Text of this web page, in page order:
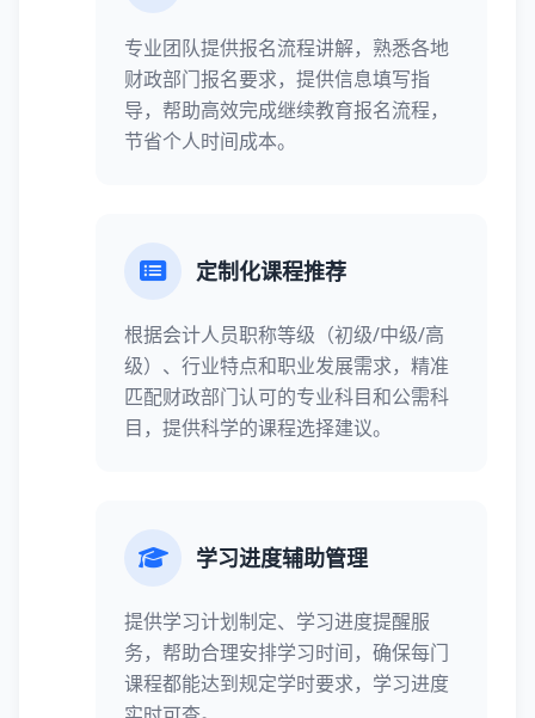
专业团队提供报名流程讲解，熟悉各地
财政部门报名要求，提供信息填写指
导，帮助高效完成继续教育报名流程，
节省个人时间成本。
定制化课程推荐
根据会计人员职称等级（初级/中级/高
级）、行业特点和职业发展需求，精准
匹配财政部门认可的专业科目和公需科
目，提供科学的课程选择建议。
学习进度辅助管理
提供学习计划制定、学习进度提醒服
务，帮助合理安排学习时间，确保每门
课程都能达到规定学时要求，学习进度